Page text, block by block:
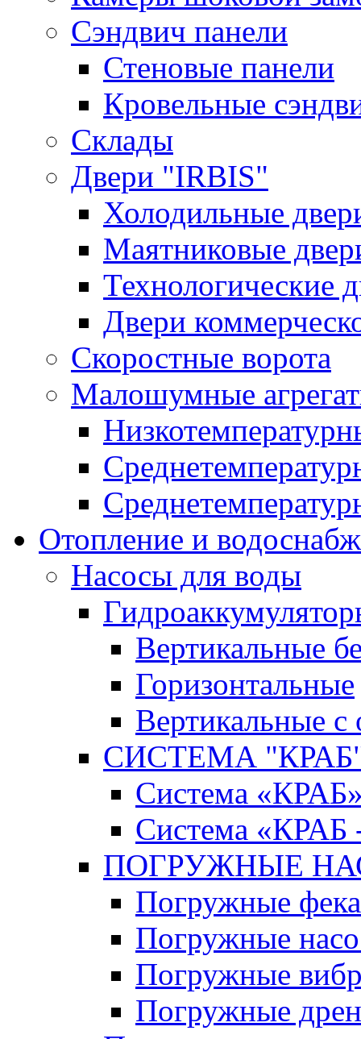
Сэндвич панели
Стеновые панели
Кровельные
Склады
Двери "IRBIS"
Холодильные
Маятниковые
Технологические
Двери
Скоростные ворота
Малошумные
Отопление и
Насосы для воды
Вертикальные
Горизонтальные
Вертикальные
СИСТЕМА
Система
Система «КРАБ
ПОГРУЖНЫЕ
Погружные
Погружные
Погружные
Погружные